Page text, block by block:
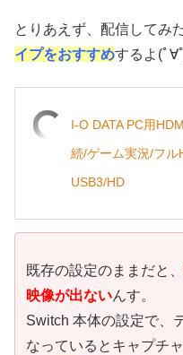
とりあえず、配信してみ
イプをおすすめするよ(ﾟ∀
I-O DATA PC用
続/ゲーム実況/フル
USB3/HD
既存の設定のままだと、
映像が出ないんす。
Switch 本体の設定で、
なっているとキャプチ